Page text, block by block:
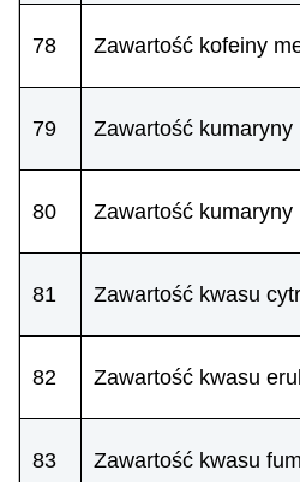
78 Zawartość kofeiny
79 Zawartość kumaryny
80 Zawartość kumaryny
81 Zawartość kwasu
82 Zawartość kwasu
83 Zawartość kwasu